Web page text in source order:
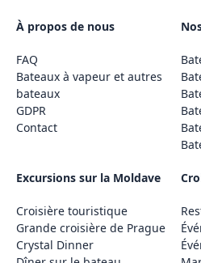
À propos de nous
FAQ
Bateaux à vapeur et autres
bateaux
GDPR
Contact
Excursions sur la Moldave
Croisière touristique
Grande croisière de Prague
Crystal Dinner